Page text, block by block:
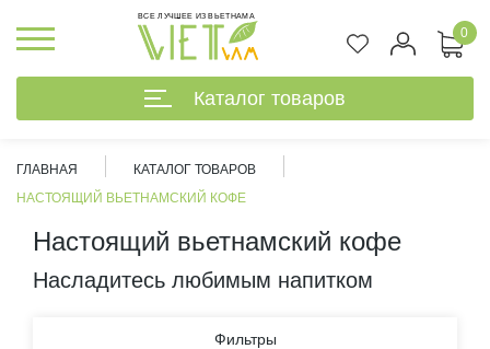
ВСЕ ЛУЧШЕЕ ИЗ ВЬЕТНАМА
0
Каталог товаров
ГЛАВНАЯ
КАТАЛОГ ТОВАРОВ
НАСТОЯЩИЙ ВЬЕТНАМСКИЙ КОФЕ
Настоящий вьетнамский кофе
Насладитесь любимым напитком
Фильтры